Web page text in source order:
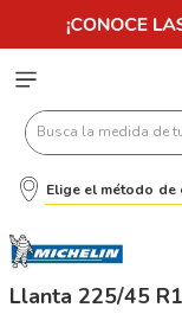
Busca la medida
Elige el método de
Llanta 225/45